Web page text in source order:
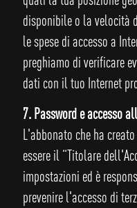
disponibile o la velocità
le spese di accesso a
preghiamo di verificare
dati con il tuo
7. Password e accesso
L'abbonato che ha
essere il “Titolare
impostazioni ed è
prevenire l'accesso di